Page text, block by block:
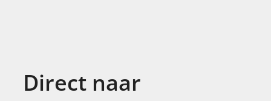
Direct naar